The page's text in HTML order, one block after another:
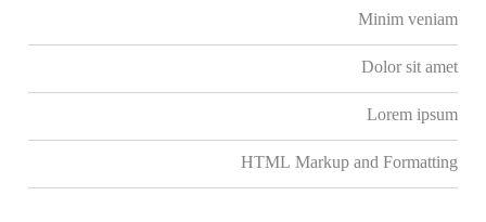
Minim veniam
Dolor sit amet
Lorem ipsum
HTML Markup and Formatting